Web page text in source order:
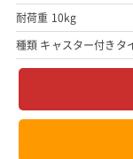
耐荷重 10kg
種類 キャスター付きタ